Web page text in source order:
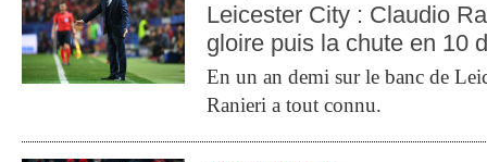
Leicester City : Claudio
gloire puis la chute en 10
En un an demi sur le banc de
Ranieri a tout connu.